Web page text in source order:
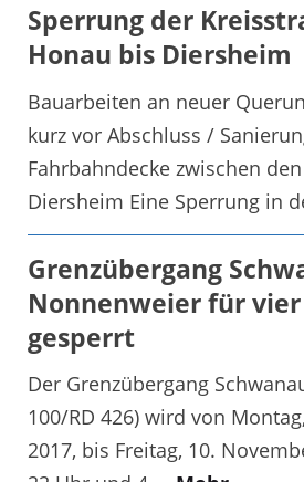
Sperrung der
Honau bis Diersheim
Bauarbeiten an neuer
kurz vor Abschluss /
Fahrbahndecke zwischen
Diersheim Eine Sperrung in
Grenzübergang
Nonnenweier für
gesperrt
Der Grenzübergang
100/RD 426) wird von
2017, bis Freitag, 10.